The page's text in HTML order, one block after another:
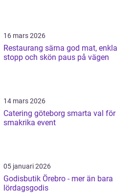
16 mars 2026
Restaurang särna god mat, enkla
stopp och skön paus på vägen
14 mars 2026
Catering göteborg smarta val för
smakrika event
05 januari 2026
Godisbutik Örebro - mer än bara
lördagsgodis